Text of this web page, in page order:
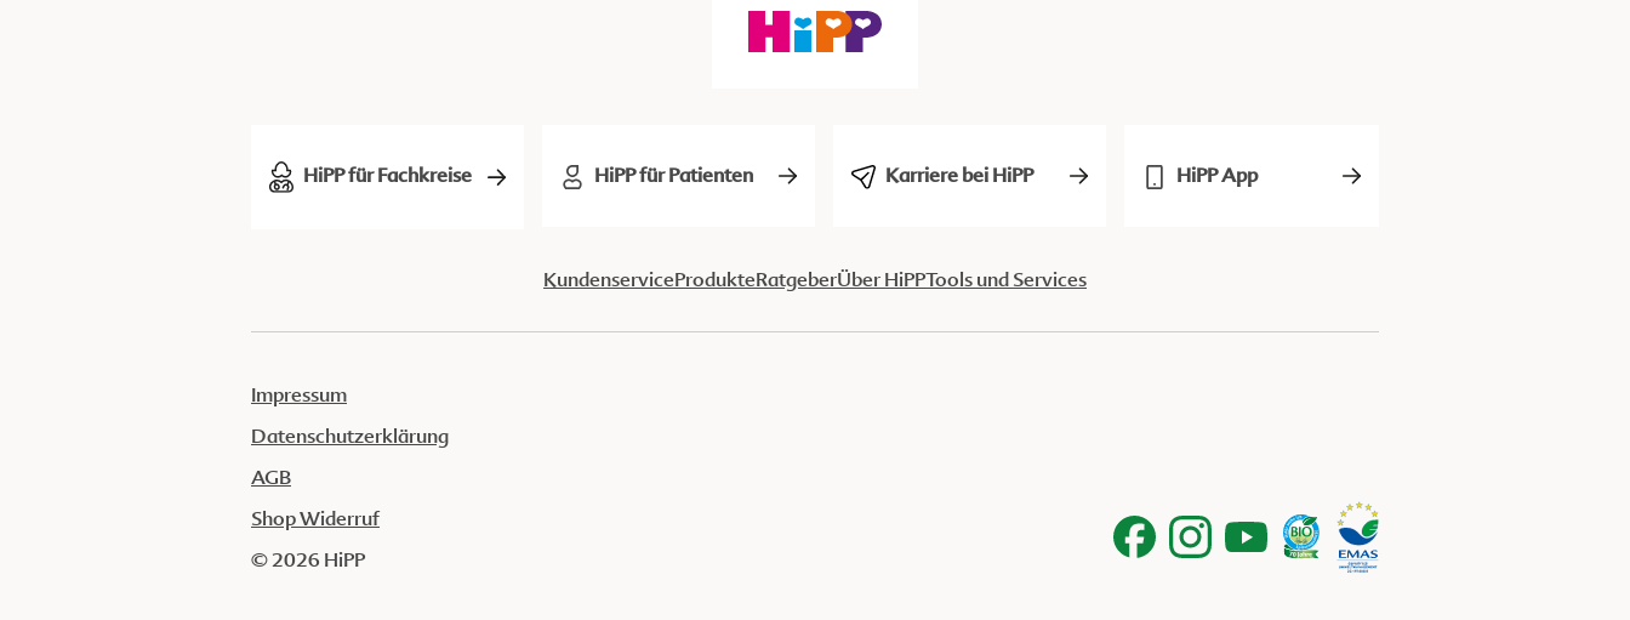
HiPP für Fachkreise HiPP für Patienten Karriere bei HiPP HiPP App
KundenserviceProdukteRatgeberÜber HiPPTools und Services
Impressum
Datenschutzerklärung
AGB
Shop Widerruf
© 2026 HiPP